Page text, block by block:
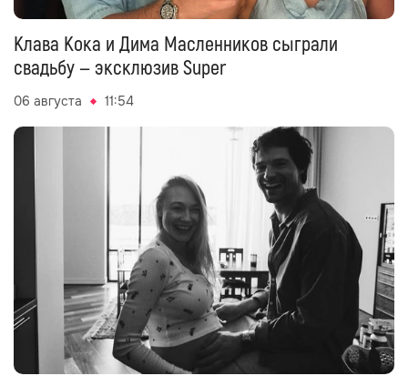
Клава Кока и Дима Масленников сыграли
свадьбу — эксклюзив Super
06 августа 11:54